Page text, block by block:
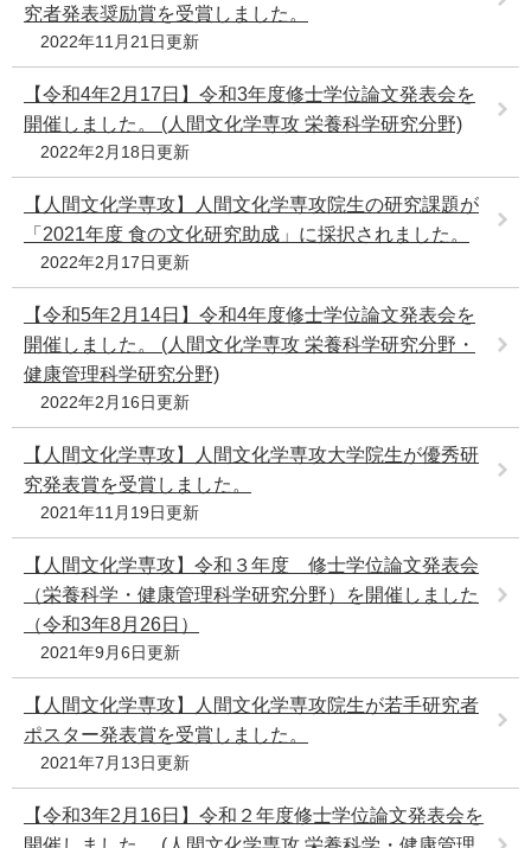
究者発表奨励賞を受賞しました。
2022年11月21日更新
【令和4年2月17日】令和3年度修士学位論文発表会を
開催しました。 (人間文化学専攻 栄養科学研究分野)
2022年2月18日更新
【人間文化学専攻】人間文化学専攻院生の研究課題が
「2021年度 食の文化研究助成」に採択されました。
2022年2月17日更新
【令和5年2月14日】令和4年度修士学位論文発表会を
開催しました。 (人間文化学専攻 栄養科学研究分野・
健康管理科学研究分野)
2022年2月16日更新
【人間文化学専攻】人間文化学専攻大学院生が優秀研
究発表賞を受賞しました。
2021年11月19日更新
【人間文化学専攻】令和３年度 修士学位論文発表会
（栄養科学・健康管理科学研究分野）を開催しました
（令和3年8月26日）
2021年9月6日更新
【人間文化学専攻】人間文化学専攻院生が若手研究者
ポスター発表賞を受賞しました。
2021年7月13日更新
【令和3年2月16日】令和２年度修士学位論文発表会を